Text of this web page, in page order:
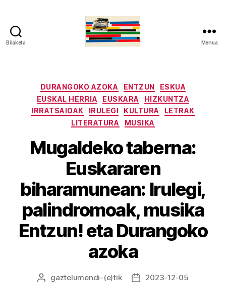
Bilaketa Menua
Kategoriak
DURANGOKO AZOKA ENTZUN
ESKUA
EUSKAL HERRIA
EUSKARA
HIZKUNTZA
IRRATSAIOAK
IRULEGI KULTURA
LETRAK
LITERATURA
MUSIKA
Mugaldeko taberna:
Euskararen
biharamunean: Irulegi,
palindromoak, musika
Entzun! eta Durangoko
azoka
Argitalpenaren
gaztelumendi-(e)tik
Argitalpenaren
2023-12-05